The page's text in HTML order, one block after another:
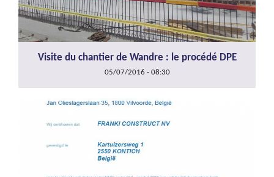
Visite du chantier de Wandre : le procédé DPE
05/07/2016 - 08:30